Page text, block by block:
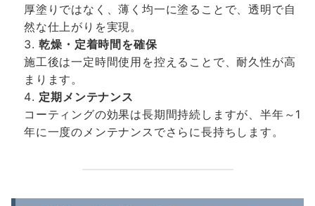
厚塗りではなく、薄く均一に塗ることで、透明で自
然な仕上がりを実現。
乾燥・定着時間を確保
施工後は一定時間使用を控えることで、耐久性が高
まります。
定期メンテナンス
コーティングの効果は長期間持続しますが、半年～1
年に一度のメンテナンスでさらに長持ちします。